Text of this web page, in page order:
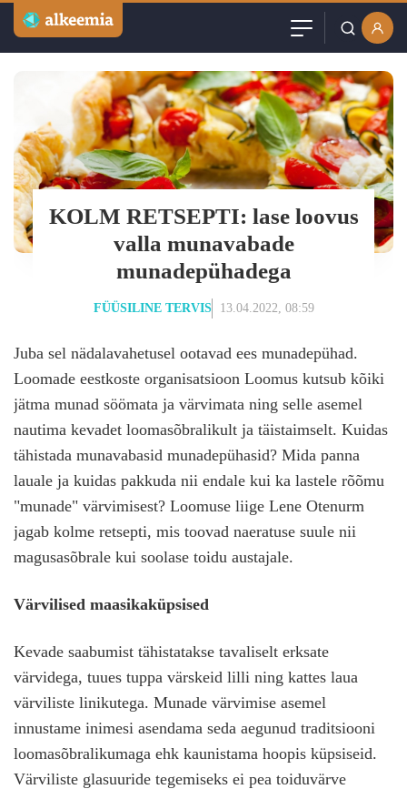
Podcast
Videod
Veebinarid
Sisuturundus
Kasutajanimi või email
Parool
Jäta mind meelde
Loo tasuta konto
KOLM RETSEPTI: lase loovus
valla munavabade
munadepühadega
FÜÜSILINE TERVIS 13.04.2022, 08:59
Juba sel nädalavahetusel ootavad ees munadepühad.
Loomade eestkoste organisatsioon Loomus kutsub kõiki
jätma munad söömata ja värvimata ning selle asemel
nautima kevadet loomasõbralikult ja täistaimselt. Kuidas
tähistada munavabasid munadepühasid? Mida panna
lauale ja kuidas pakkuda nii endale kui ka lastele rõõmu
"munade" värvimisest? Loomuse liige Lene Otenurm
jagab kolme retsepti, mis toovad naeratuse suule nii
magusasõbrale kui soolase toidu austajale.
Värvilised maasikaküpsised
Kevade saabumist tähistatakse tavaliselt erksate
värvidega, tuues tuppa värskeid lilli ning kattes laua
värviliste linikutega. Munade värvimise asemel
innustame inimesi asendama seda aegunud traditsiooni
loomasõbralikumaga ehk kaunistama hoopis küpsiseid.
Värviliste glasuuride tegemiseks ei pea toiduvärve